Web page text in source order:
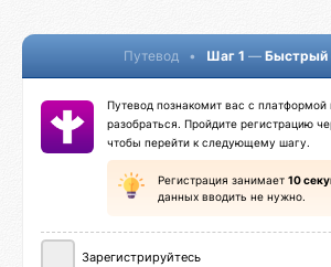
Путевод • Шаг 1 — Быстрый
Путевод познакомит вас с
разобраться. Пройдите регистрацию
чтобы перейти к следующему шагу.
Регистрация занимает 10
данных вводить не нужно.
Зарегистрируйтесь